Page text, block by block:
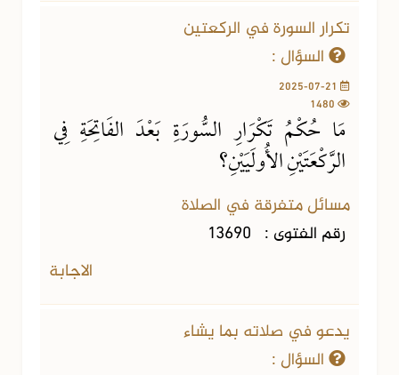
تكرار السورة في الركعتين
السؤال :
مَا حُكْمُ تَكْرَارِ السُّورَةِ بَعْدَ الفَاتِحَةِ فِي
الرَّكْعَتَيْنِ الأُولَيَيْنِ؟
مسائل متفرقة في الصلاة
رقم الفتوى : 13690
الاجابة
يدعو في صلاته بما يشاء
السؤال :